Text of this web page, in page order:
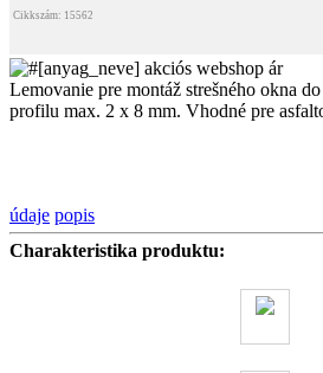
Cikkszám: 15562
Lemovanie pre montáž strešného okna
profilu max. 2 x 8 mm. Vhodné pre
údaje popis
Charakteristika produktu: